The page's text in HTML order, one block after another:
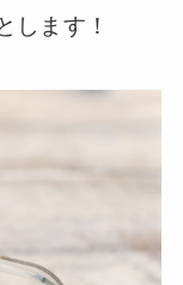
します！